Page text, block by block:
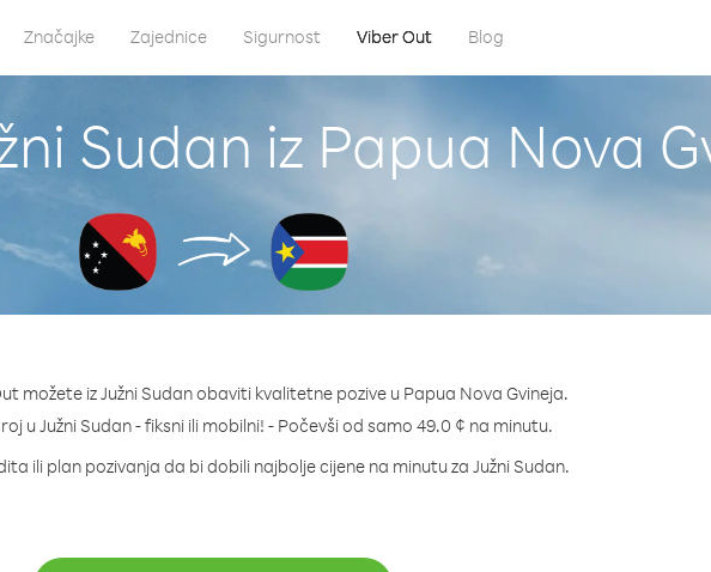
Značajke Zajednice Sigurnost Viber Out Blog
Sudan iz Papua Nova
možete iz Južni Sudan obaviti kvalitetne pozive u Papua Nova Gvineja.
u Južni Sudan - fiksni ili mobilni! - Počevši od samo 49.0 ¢ na minutu.
ili plan pozivanja da bi dobili najbolje cijene na minutu za Južni Sudan.